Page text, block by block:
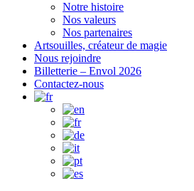
Notre histoire
Nos valeurs
Nos partenaires
Artsouilles, créateur de magie
Nous rejoindre
Billetterie – Envol 2026
Contactez-nous